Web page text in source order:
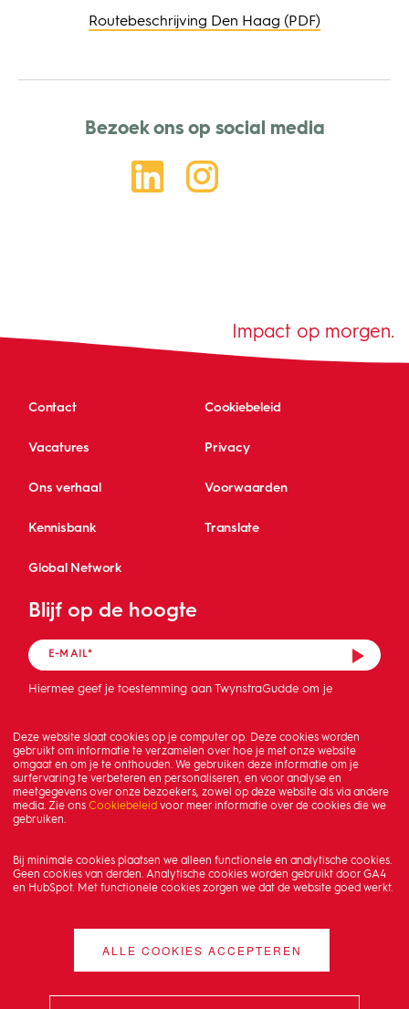
Deze website slaat cookies op je computer op. Deze cookies worden
gebruikt om informatie te verzamelen over hoe je met onze website
omgaat en om je te onthouden. We gebruiken deze informatie om je
surfervaring te verbeteren en personaliseren, en voor analyse en
meetgegevens over onze bezoekers, zowel op deze website als via andere
media. Zie ons Cookiebeleid voor meer informatie over de cookies die we
gebruiken.
Bij minimale cookies plaatsen we alleen functionele en analytische cookies.
Geen cookies van derden. Analytische cookies worden gebruikt door GA4
en HubSpot. Met functionele cookies zorgen we dat de website goed werkt.
ALLE COOKIES ACCEPTEREN
Routebeschrijving Den Haag (PDF)
Bezoek ons op social media
Contact Cookiebeleid
Vacatures Privacy
Ons verhaal Voorwaarden
Kennisbank Translate
Global Network
Blijf op de hoogte
Hiermee geef je toestemming aan TwynstraGudde om je
Impact op morgen.